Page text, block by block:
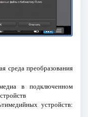
среда преобразования
в подключенном
устройств: